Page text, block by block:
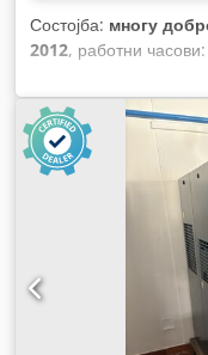
Состојба: многу
2012, работни часови: